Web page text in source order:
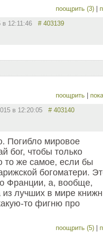
поощрить (3) |
в 12:11:46 # 403139
поощрить |
в 12:20:05 # 403140
Погибло мировое
бог, чтобы только
то же самое, если бы
богоматери.
Франции, а, вообще,
из лучших в мире
то фигню про
поощрить (5) |